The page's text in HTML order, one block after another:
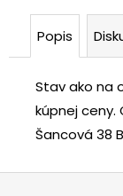
Popis
Stav ako na
kúpnej ceny.
Šancová 38
Z